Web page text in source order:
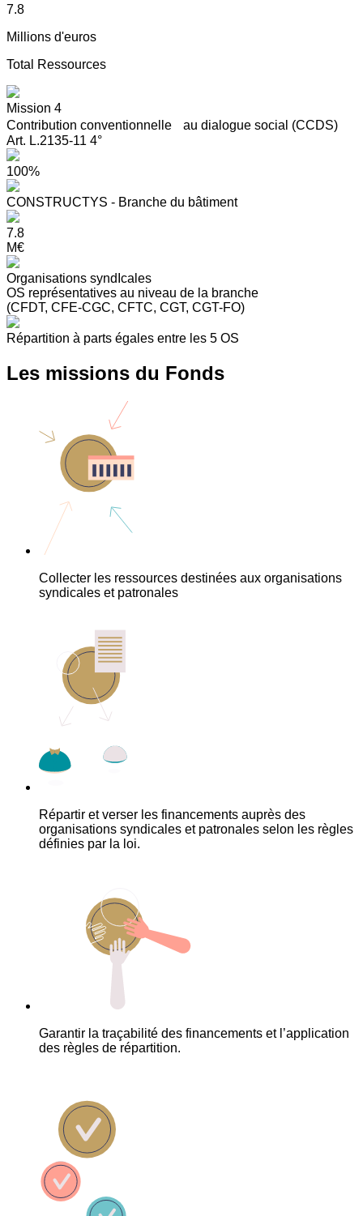
7.8
Millions d'euros
Total Ressources
Mission 4
Contribution conventionnelle au dialogue social (CCDS)
Art. L.2135-11 4°
100%
CONSTRUCTYS - Branche du bâtiment
7.8
M€
Organisations syndIcales
OS représentatives au niveau de la branche
(CFDT, CFE-CGC, CFTC, CGT, CGT-FO)
Répartition à parts égales entre les 5 OS
Les missions du Fonds
Collecter les ressources destinées aux organisations
syndicales et patronales
Répartir et verser les financements auprès des
organisations syndicales et patronales selon les règles
définies par la loi.
Garantir la traçabilité des financements et l’application
des règles de répartition.